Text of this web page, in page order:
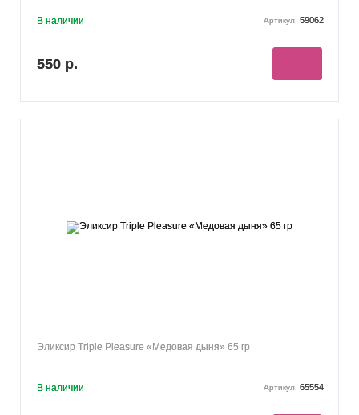
В наличии Артикул: 59062
550 р.
Эликсир Triple Pleasure «Медовая дыня» 65 гр
В наличии Артикул: 65554